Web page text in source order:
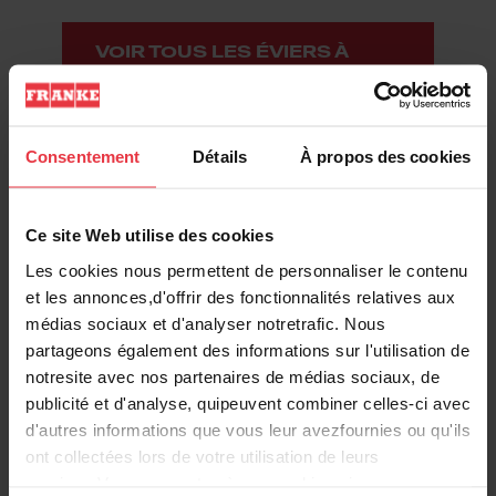
Consentement Détails À propos des cookies
Ce site Web utilise des cookies
Les cookies nous permettent de personnaliser le contenu
et les annonces,d'offrir des fonctionnalités relatives aux
médias sociaux et d'analyser notretrafic. Nous
partageons également des informations sur l'utilisation de
notresite avec nos partenaires de médias sociaux, de
publicité et d'analyse, quipeuvent combiner celles-ci avec
d'autres informations que vous leur avezfournies ou qu'ils
ont collectées lors de votre utilisation de leurs
VOIR TOUS LES ÉVIERS À
UNE DURABILITÉ AU-DELÀ DES
NORMES ÉTABLIES
L'acier inoxydable est le matériau le plus
fréquemment utilisé pour les éviers et le
plus en demande pour les dessus de
comptoir des cuisines à usage commercial.
Les éviers en acier inoxydable Kindred sont
fabriqués en acier inoxydable de haute